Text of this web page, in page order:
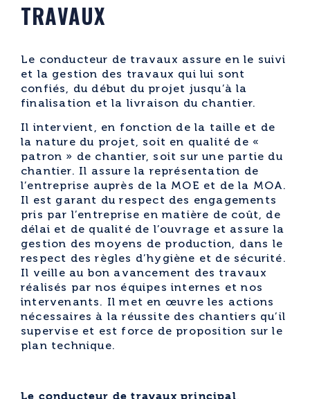
TRAVAUX
Le conducteur de travaux assure en le suivi
et la gestion des travaux qui lui sont
confiés, du début du projet jusqu’à la
finalisation et la livraison du chantier.
Il intervient, en fonction de la taille et de
la nature du projet, soit en qualité de «
patron » de chantier, soit sur une partie du
chantier. Il assure la représentation de
l’entreprise auprès de la MOE et de la MOA.
Il est garant du respect des engagements
pris par l’entreprise en matière de coût, de
délai et de qualité de l’ouvrage et assure la
gestion des moyens de production, dans le
respect des règles d’hygiène et de sécurité.
Il veille au bon avancement des travaux
réalisés par nos équipes internes et nos
intervenants. Il met en œuvre les actions
nécessaires à la réussite des chantiers qu’il
supervise et est force de proposition sur le
plan technique.
Le conducteur de travaux principal,